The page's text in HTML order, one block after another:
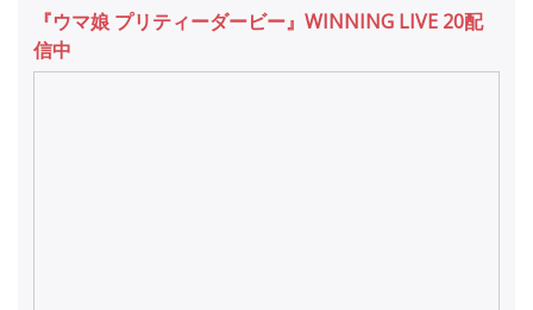
『ウマ娘 プリティーダービー』WINNING LIVE 20配
信中